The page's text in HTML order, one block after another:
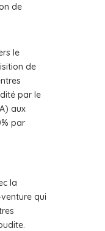
de
le
de
par le
aux
par
la
qui